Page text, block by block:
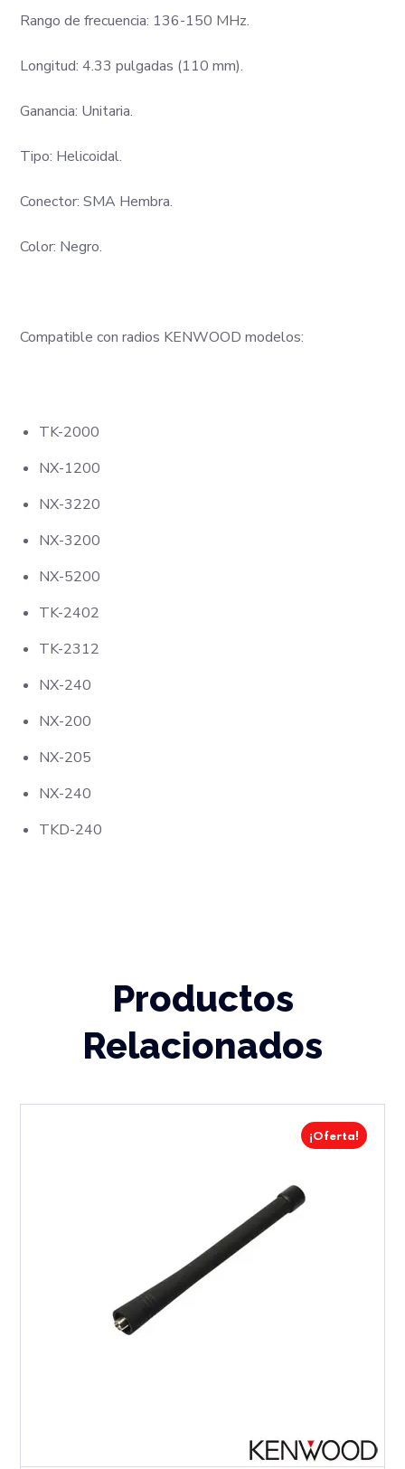
Rango de frecuencia: 136-150 MHz.
Longitud: 4.33 pulgadas (110 mm).
Ganancia: Unitaria.
Tipo: Helicoidal.
Conector: SMA Hembra.
Color: Negro.
Compatible con radios KENWOOD modelos:
TK-2000
NX-1200
NX-3220
NX-3200
NX-5200
TK-2402
TK-2312
NX-240
NX-200
NX-205
NX-240
TKD-240
Productos
Relacionados
¡Oferta!